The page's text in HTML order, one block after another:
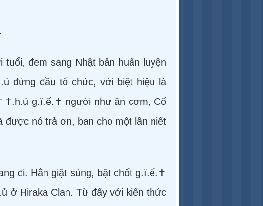
đem sang Nhật bản huấn luyện
đứng đầu tổ chức, với biệt hiệu là
†.h.ủ g.ï.ế.✝ người như ăn cơm, Cố
được nó trả ơn, ban cho một lần niết
đi. Hắn giật súng, bật chốt g.ï.ế.✝
ở Hiraka Clan. Từ đấy với kiến thức